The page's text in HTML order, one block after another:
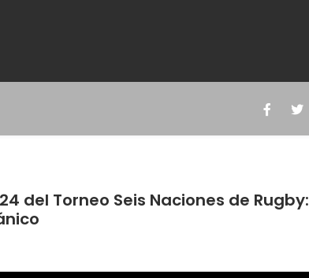
del Torneo Seis Naciones de Rugby: